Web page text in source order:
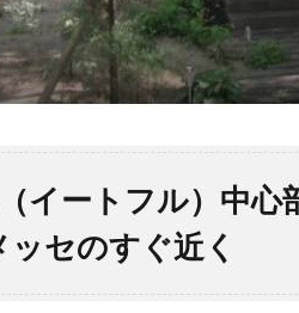
イートフル）中
セのすぐ近く